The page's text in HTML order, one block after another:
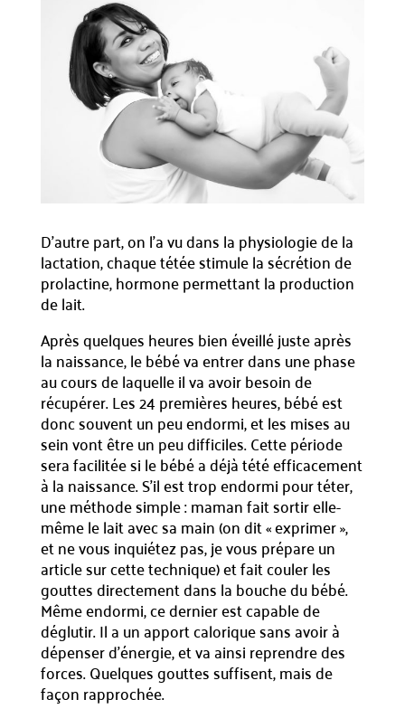
D’autre part, on l’a vu dans la physiologie de la
lactation, chaque tétée stimule la sécrétion de
prolactine, hormone permettant la production
de lait.
Après quelques heures bien éveillé juste après
la naissance, le bébé va entrer dans une phase
au cours de laquelle il va avoir besoin de
récupérer. Les 24 premières heures, bébé est
donc souvent un peu endormi, et les mises au
sein vont être un peu difficiles. Cette période
sera facilitée si le bébé a déjà tété efficacement
à la naissance. S’il est trop endormi pour téter,
une méthode simple : maman fait sortir elle-
même le lait avec sa main (on dit « exprimer »,
et ne vous inquiétez pas, je vous prépare un
article sur cette technique) et fait couler les
gouttes directement dans la bouche du bébé.
Même endormi, ce dernier est capable de
déglutir. Il a un apport calorique sans avoir à
dépenser d’énergie, et va ainsi reprendre des
forces. Quelques gouttes suffisent, mais de
façon rapprochée.